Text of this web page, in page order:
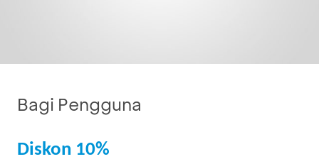
Bagi Pengguna
Diskon 10%